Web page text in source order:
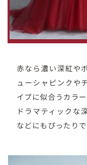
赤なら濃い深紅や
ューシャピンクや
イプに似合うカラー
ドラマティックな
などにもぴったりで